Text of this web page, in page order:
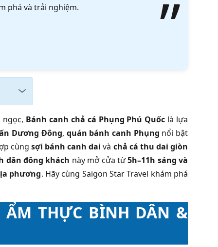
phá và trải nghiệm.
Bánh canh chả cá Phụng Phú Quốc là lựa
Dương Đông, quán bánh canh Phụng nổi bật
cùng sợi bánh canh dai và chả cá thu dai giòn
dân đông khách này mở cửa từ5h–11h sáng và
phương. Hãy cùng Saigon Star Travel khám phá
ẨM THỰC BÌNH DÂN &